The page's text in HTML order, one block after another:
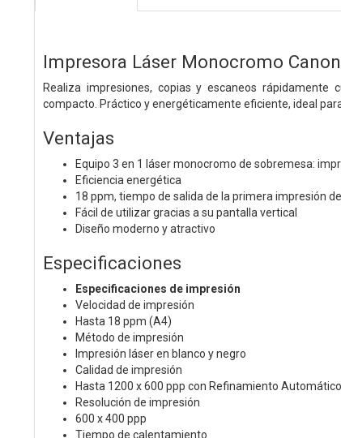
Impresora Láser Monocromo
Realiza impresiones, copias y escaneos
compacto. Práctico y energéticamente eficiente, ideal
Ventajas
Equipo 3 en 1 láser monocromo de sobremesa:
Eficiencia energética
18 ppm, tiempo de salida de la primera impresión
Fácil de utilizar gracias a su pantalla vertical
Diseño moderno y atractivo
Especificaciones
Especificaciones de impresión
Velocidad de impresión
Hasta 18 ppm (A4)
Método de impresión
Impresión láser en blanco y negro
Calidad de impresión
Hasta 1200 x 600 ppp con Refinamiento
Resolución de impresión
600 x 400 ppp
Tiempo de calentamiento